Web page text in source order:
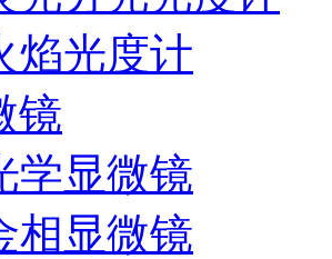
焰光度计
镜
学显微镜
相显微镜